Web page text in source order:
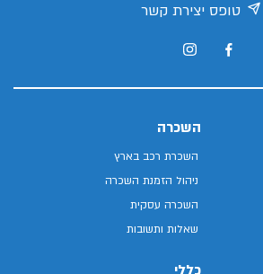
טופס יצירת קשר
השכרה
השכרת רכב בארץ
ניהול הזמנת השכרה
השכרה עסקית
שאלות ותשובות
כללי